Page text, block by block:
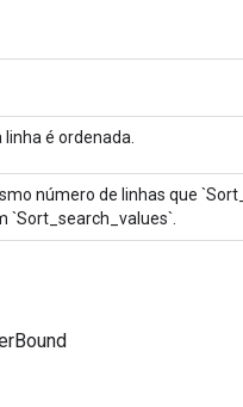
é ordenada.
número de linhas que
`Sort_search_values`.